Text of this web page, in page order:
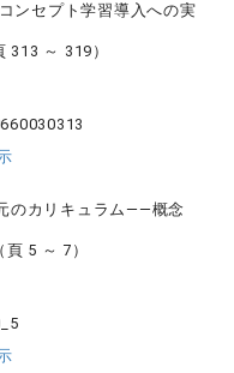
ンセプト学習導入への実
～ 319）
のカリキュラム――概念
5 ～ 7）